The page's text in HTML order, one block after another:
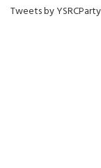
Tweets by YSRCParty